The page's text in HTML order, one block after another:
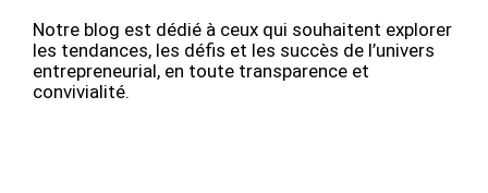
Notre blog est dédié à ceux qui souhaitent explorer
les tendances, les défis et les succès de l’univers
entrepreneurial, en toute transparence et
convivialité.